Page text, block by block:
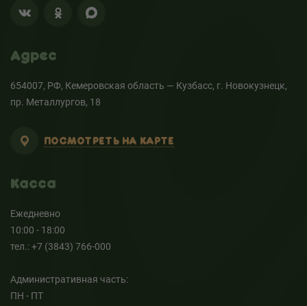
Адрес
654007, РФ, Кемеровская область — Кузбасс, г. Новокузнецк,
пр. Металлургов, 18
ПОСМОТРЕТЬ НА КАРТЕ
Касса
Ежедневно
10:00 - 18:00
тел.: +7 (3843) 766-000
Административная часть:
ПН - ПТ